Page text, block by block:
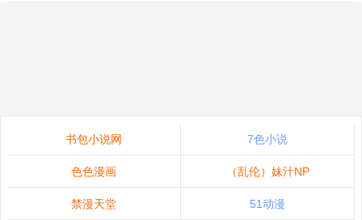
书包小说网 7色小说
色色漫画 （乱伦）妹汁NP
禁漫天堂 51动漫